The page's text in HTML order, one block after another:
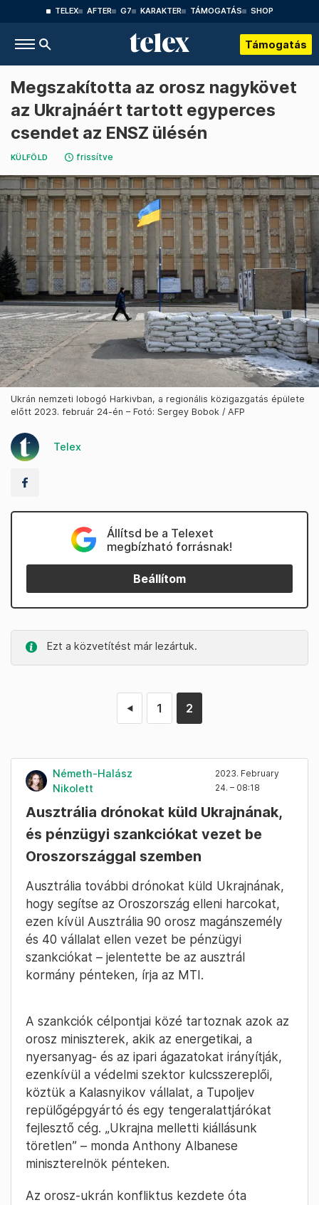
TELEX AFTER G7 KARAKTER TÁMOGATÁS SHOP
Támogatás
Megszakította az orosz nagykövet
az Ukrajnáért tartott egyperces
csendet az ENSZ ülésén
KÜLFÖLD frissítve
Ukrán nemzeti lobogó Harkivban, a regionális közigazgatás épülete
előtt 2023. február 24-én – Fotó: Sergey Bobok / AFP
Telex
Állítsd be a Telexet
megbízható forrásnak!
Beállítom
Ezt a közvetítést már lezártuk.
◄ 1 2
Németh-Halász
Nikolett
2023. February
24. – 08:18
Ausztrália drónokat küld Ukrajnának,
és pénzügyi szankciókat vezet be
Oroszországgal szemben
Ausztrália további drónokat küld Ukrajnának,
hogy segítse az Oroszország elleni harcokat,
ezen kívül Ausztrália 90 orosz magánszemély
és 40 vállalat ellen vezet be pénzügyi
szankciókat – jelentette be az ausztrál
kormány pénteken, írja az MTI.
A szankciók célpontjai közé tartoznak azok az
orosz miniszterek, akik az energetikai, a
nyersanyag- és az ipari ágazatokat irányítják,
ezenkívül a védelmi szektor kulcsszereplői,
köztük a Kalasnyikov vállalat, a Tupoljev
repülőgépgyártó és egy tengeralattjárókat
fejlesztő cég. „Ukrajna melletti kiállásunk
töretlen” – monda Anthony Albanese
miniszterelnök pénteken.
Az orosz-ukrán konfliktus kezdete óta